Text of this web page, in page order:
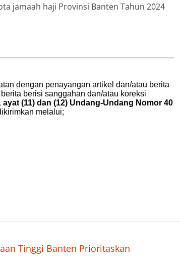
jamaah haji Provinsi Banten Tahun 2024
Tinggi Banten Prioritaskan